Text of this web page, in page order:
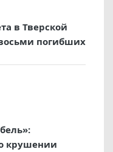
в Тверской
погибших
крушении